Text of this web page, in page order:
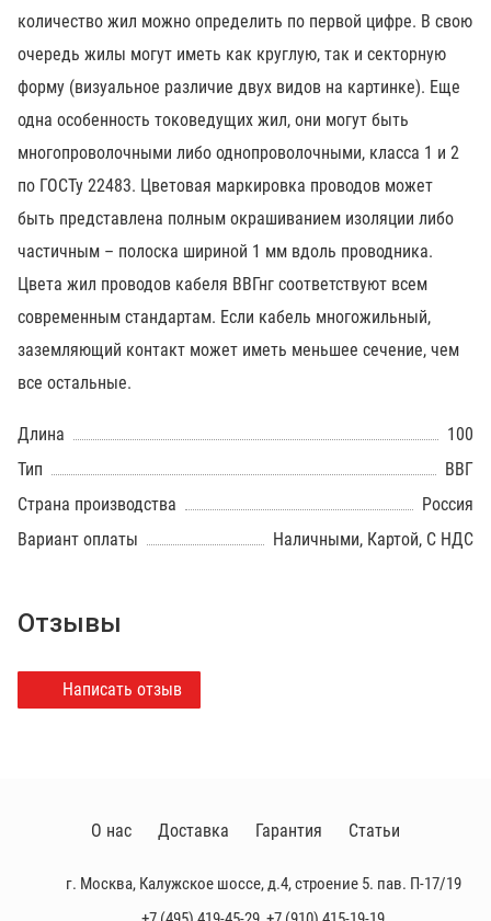
количество жил можно определить по первой цифре. В свою
очередь жилы могут иметь как круглую, так и секторную
форму (визуальное различие двух видов на картинке). Еще
одна особенность токоведущих жил, они могут быть
многопроволочными либо однопроволочными, класса 1 и 2
по ГОСТу 22483. Цветовая маркировка проводов может
быть представлена полным окрашиванием изоляции либо
частичным – полоска шириной 1 мм вдоль проводника.
Цвета жил проводов кабеля ВВГнг соответствуют всем
современным стандартам. Если кабель многожильный,
заземляющий контакт может иметь меньшее сечение, чем
все остальные.
Длина
100
Тип
ВВГ
Страна производства
Россия
Вариант оплаты
Наличными, Картой, С НДС
Отзывы
Написать отзыв
г. Москва, Калужское шоссе, д.4, строение 5. пав. П-17/19
О нас Доставка Гарантия Статьи